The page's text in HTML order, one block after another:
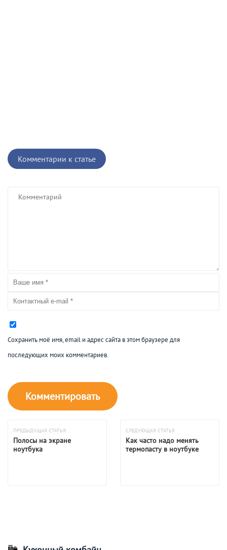
Комментарии к статье
Сохранить моё имя, email и адрес сайта в этом браузере для
последующих моих комментариев.
ПРЕДЫДУЩАЯ СТАТЬЯ
Полосы на экране
ноутбука
СЛЕДУЮЩАЯ СТАТЬЯ
Как часто надо менять
термопасту в ноутбуке